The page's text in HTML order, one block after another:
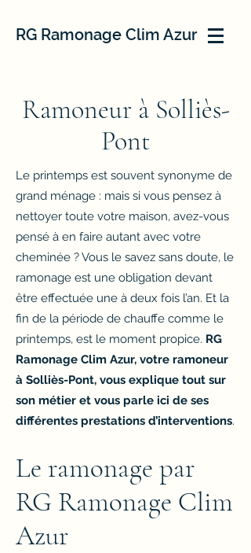
RG Ramonage Clim Azur
Ramoneur à Solliès-
Pont
Le printemps est souvent synonyme de
grand ménage : mais si vous pensez à
nettoyer toute votre maison, avez-vous
pensé à en faire autant avec votre
cheminée ? Vous le savez sans doute, le
ramonage est une obligation devant
être effectuée une à deux fois l’an. Et la
fin de la période de chauffe comme le
printemps, est le moment propice. RG
Ramonage Clim Azur, votre ramoneur
à Solliès-Pont, vous explique tout sur
son métier et vous parle ici de ses
différentes prestations d’interventions.
Le ramonage par
RG Ramonage Clim
Azur